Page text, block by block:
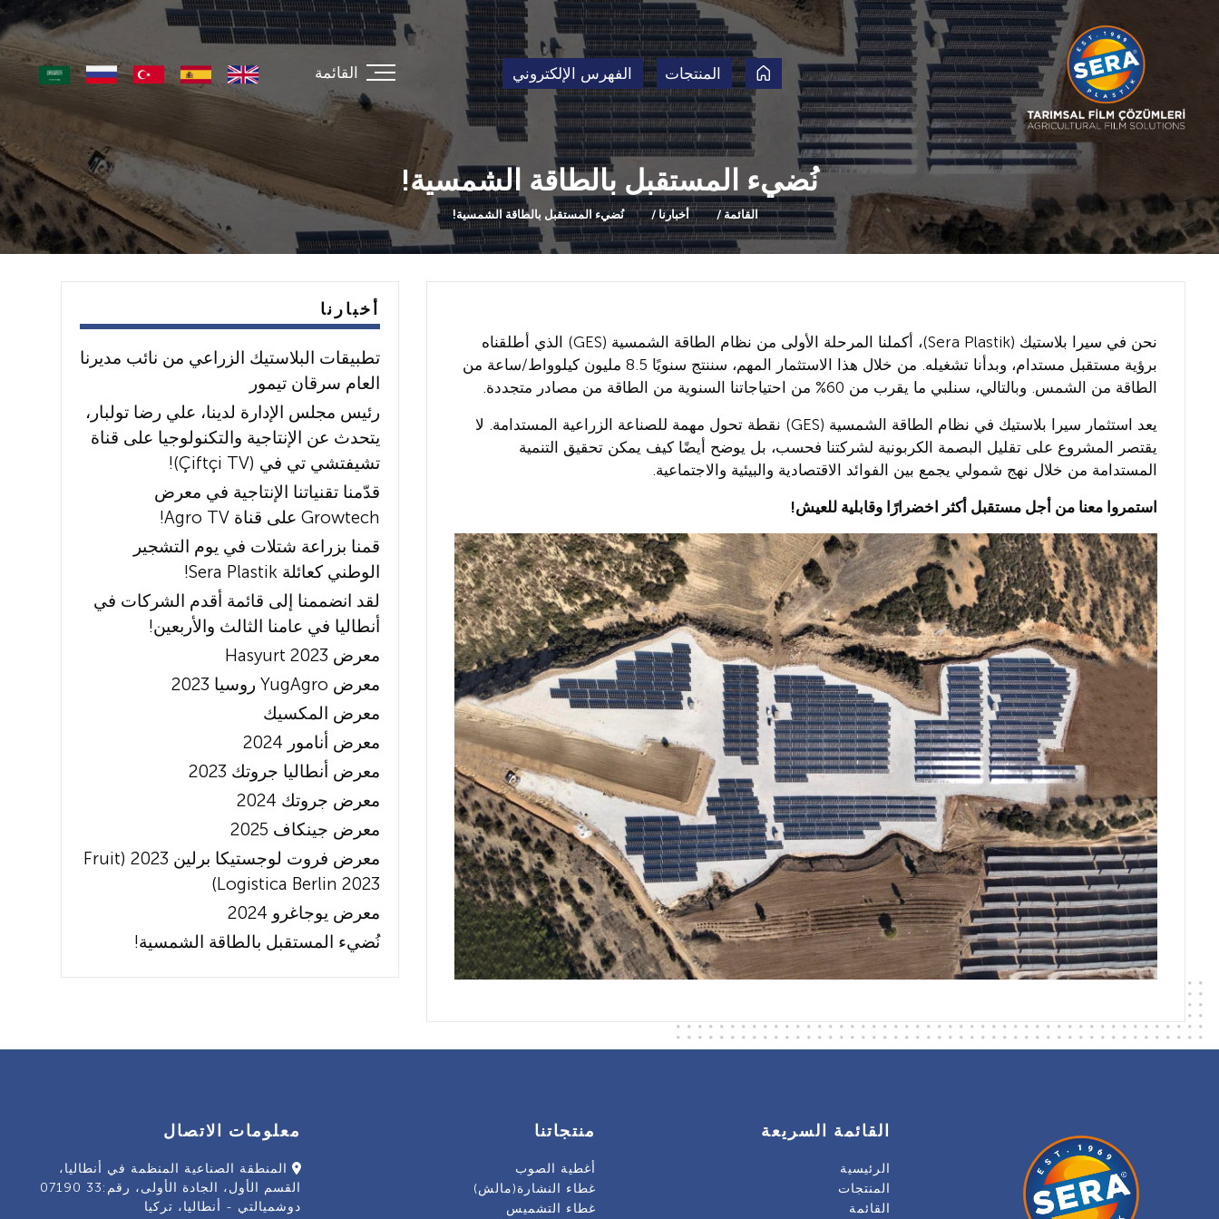
المنتجات الفهرس الإلكتروني القائمة
نُضيء المستقبل بالطاقة الشمسية!
القائمة أخبارنا نُضيء المستقبل بالطاقة الشمسية!
نحن في سيرا بلاستيك (Sera Plastik)، أكملنا المرحلة الأولى من نظام الطاقة الشمسية (GES) الذي أطلقناه
برؤية مستقبل مستدام، وبدأنا تشغيله. من خلال هذا الاستثمار المهم، سننتج سنويًا 8.5 مليون كيلوواط/ساعة من
الطاقة من الشمس. وبالتالي، سنلبي ما يقرب من 60% من احتياجاتنا السنوية من الطاقة من مصادر متجددة.
يعد استثمار سيرا بلاستيك في نظام الطاقة الشمسية (GES) نقطة تحول مهمة للصناعة الزراعية المستدامة. لا
يقتصر المشروع على تقليل البصمة الكربونية لشركتنا فحسب، بل يوضح أيضًا كيف يمكن تحقيق التنمية
المستدامة من خلال نهج شمولي يجمع بين الفوائد الاقتصادية والبيئية والاجتماعية.
استمروا معنا من أجل مستقبل أكثر اخضرارًا وقابلية للعيش!
أخبارنا
تطبيقات البلاستيك الزراعي من نائب مديرنا
العام سرقان تيمور
رئيس مجلس الإدارة لدينا، علي رضا تولبار،
يتحدث عن الإنتاجية والتكنولوجيا على قناة
تشيفتشي تي في (Çiftçi TV)!
قدّمنا تقنياتنا الإنتاجية في معرض
Growtech على قناة Agro TV!
قمنا بزراعة شتلات في يوم التشجير
الوطني كعائلة Sera Plastik!
لقد انضممنا إلى قائمة أقدم الشركات في
أنطاليا في عامنا الثالث والأربعين!
معرض Hasyurt 2023
معرض YugAgro روسيا 2023
معرض المكسيك
معرض أنامور 2024
معرض أنطاليا جروتك 2023
معرض جروتك 2024
معرض جينكاف 2025
معرض فروت لوجستيكا برلين 2023 (Fruit
Logistica Berlin 2023)
معرض يوجاغرو 2024
نُضيء المستقبل بالطاقة الشمسية!
القائمة السريعة
الرئيسية
المنتجات
القائمة
منتجاتنا
أغطية الصوب
غطاء النشارة(مالش)
غطاء التشميس
معلومات الاتصال
المنطقة الصناعية المنظمة في أنطاليا،
القسم الأول، الجادة الأولى، رقم:33 07190
دوشميالتي - أنطاليا، تركيا